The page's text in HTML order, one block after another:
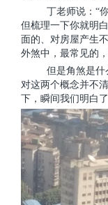
丁老师说：“
但梳理一下你就明
面的、对房屋产生
外煞中，最常见的
但是角煞是什
对这两个概念并不
下，瞬间我们明白了